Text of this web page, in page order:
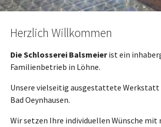
Herzlich Willkommen
Die Schlosserei Balsmeierist ein
Familienbetrieb in Löhne.
Unsere vielseitig ausgestattete Werkstatt
Bad Oeynhausen.
Wir setzen Ihre individuellen Wünsche mit